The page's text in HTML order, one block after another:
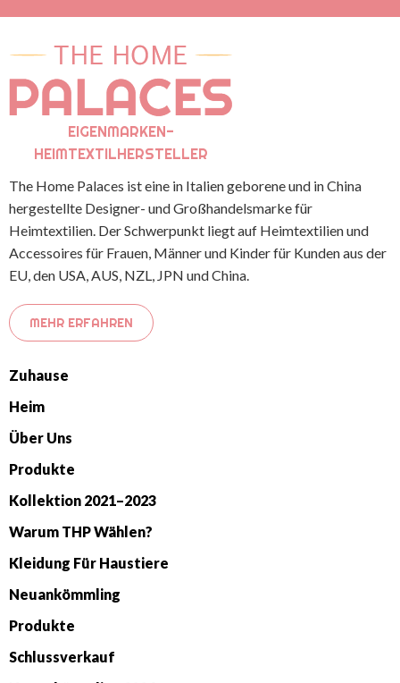
EIGENMARKEN-
HEIMTEXTILHERSTELLER
The Home Palaces ist eine in Italien geborene und in China
hergestellte Designer- und Großhandelsmarke für
Heimtextilien. Der Schwerpunkt liegt auf Heimtextilien und
Accessoires für Frauen, Männer und Kinder für Kunden aus der
EU, den USA, AUS, NZL, JPN und China.
MEHR ERFAHREN
Zuhause
Heim
Über Uns
Produkte
Kollektion 2021–2023
Warum THP Wählen?
Kleidung Für Haustiere
Neuankömmling
Produkte
Schlussverkauf